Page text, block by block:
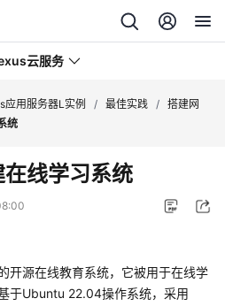
云服务
应用服务器L实例 / 最佳实践 / 搭建网
统
线学习系统
开源在线教育系统，它被用于在线学
于Ubuntu 22.04操作系统，采用